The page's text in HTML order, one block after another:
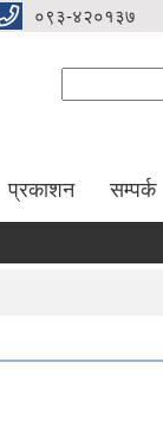
०९३-४२०१३७
प्रकाशन सम्पर्क